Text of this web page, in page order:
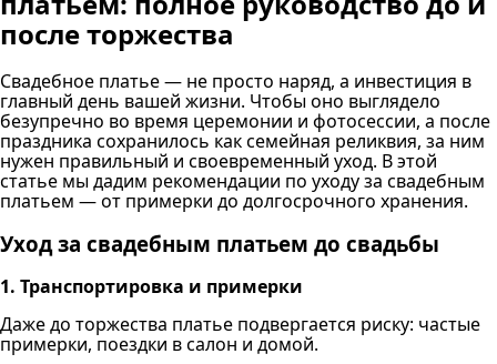
после торжества
Свадебное платье — не просто наряд, а инвестиция в
главный день вашей жизни. Чтобы оно выглядело
безупречно во время церемонии и фотосессии, а после
праздника сохранилось как семейная реликвия, за ним
нужен правильный и своевременный уход. В этой
статье мы дадим рекомендации по уходу за свадебным
платьем — от примерки до долгосрочного хранения.
Уход за свадебным платьем до свадьбы
1. Транспортировка и примерки
Даже до торжества платье подвергается риску: частые
примерки, поездки в салон и домой.